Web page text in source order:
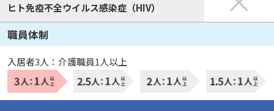
ヒト免疫不全ウイルス感染症（HIV）
職員体制
入居者3人：介護職員1人以上